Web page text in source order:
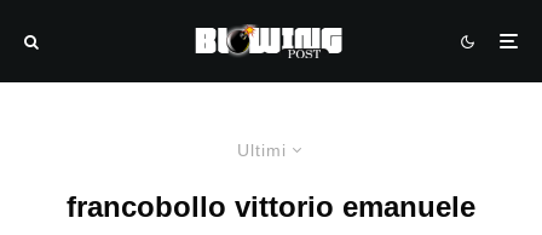
Ultimi
francobollo vittorio emanuele